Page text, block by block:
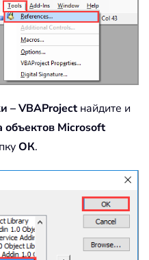
– VBAProjectнайдите и
объектов Microsoft
ОК.